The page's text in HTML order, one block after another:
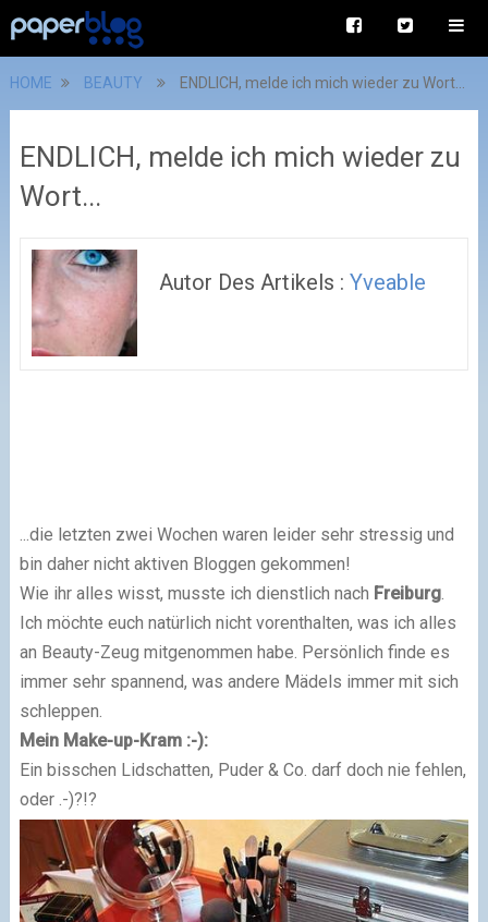
HOME BEAUTY ENDLICH, melde ich mich wieder zu Wort...
ENDLICH, melde ich mich wieder zu
Wort...
Autor Des Artikels :Yveable
...die letzten zwei Wochen waren leider sehr stressig und
bin daher nicht aktiven Bloggen gekommen!
Wie ihr alles wisst, musste ich dienstlich nach Freiburg.
Ich möchte euch natürlich nicht vorenthalten, was ich alles
an Beauty-Zeug mitgenommen habe. Persönlich finde es
immer sehr spannend, was andere Mädels immer mit sich
schleppen.
Mein Make-up-Kram :-):
Ein bisschen Lidschatten, Puder & Co. darf doch nie fehlen,
oder .-)?!?